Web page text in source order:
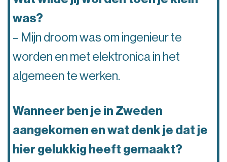
was?
– Mijn droom was om ingenieur te
worden en met elektronica in het
algemeen te werken.
Wanneer ben je in Zweden
aangekomen en wat denk je dat je
hier gelukkig heeft gemaakt?